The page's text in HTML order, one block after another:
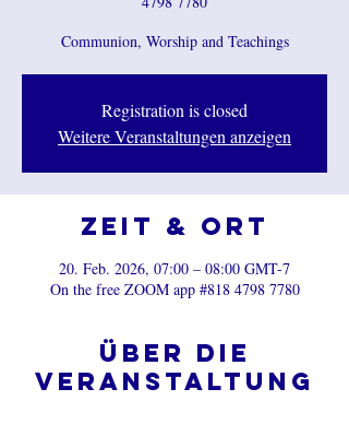
Communion, Worship and Teachings
Registration is closed
Weitere Veranstaltungen anzeigen
Zeit & Ort
20. Feb. 2026, 07:00 – 08:00 GMT-7
On the free ZOOM app #818 4798 7780
Über die
Veranstaltung